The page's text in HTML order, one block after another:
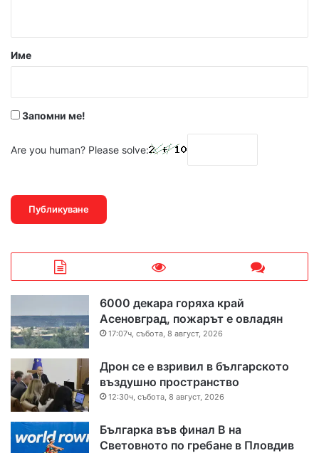
р
Име
Запомни ме!
Are you human? Please solve:
6000 декара горяха край
Асеновград, пожарът е овладян
17:07ч, събота, 8 август, 2026
Дрон се е взривил в българското
въздушно пространство
12:30ч, събота, 8 август, 2026
Българка във финал B на
Световното по гребане в Пловдив